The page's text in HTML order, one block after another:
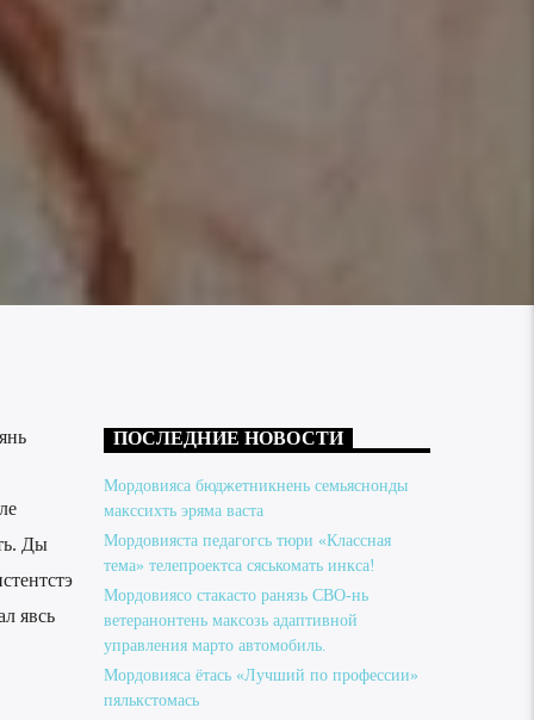
Ды
явсь
ПОСЛЕДНИЕ НОВОСТИ
Мордовияса бюджетникнень семьяснонды
макссихть эряма васта
Мордовияста педагогсь тюри «Классная
тема» телепроектса сяськомать инкса!
Мордовиясо стакасто ранязь СВО-нь
ветеранонтень максозь адаптивной
управления марто автомобиль.
Мордовияса ётась «Лучший по профессии»
пялькстомась